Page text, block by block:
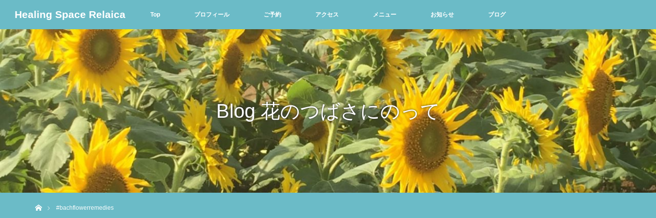
Healing Space Relaica Top プロフィール ご予約 アクセス メニュー お知らせ ブログ
Blog 花のつばさにのって
#bachflowerremedies